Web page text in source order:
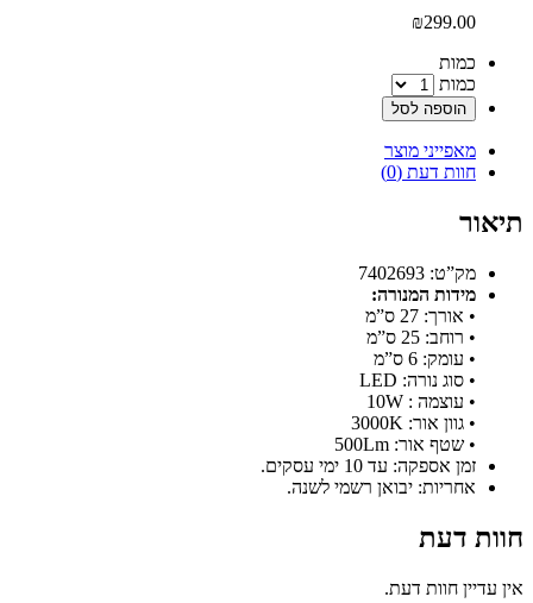
₪299.00
‫כמות‬
כמות
הוספה לסל
מאפייני מוצר
חוות דעת (0)
תיאור
מק”ט: 7402693
מידות המנורה:
• אורך: 27 ס”מ
• רוחב: 25 ס”מ
• עומק: 6 ס”מ
• סוג נורה: LED
• עוצמה : 10W
• גוון אור: 3000K
• שטף אור: 500Lm
זמן אספקה: עד 10 ימי עסקים.
אחריות: יבואן רשמי לשנה.
חוות דעת
אין עדיין חוות דעת.